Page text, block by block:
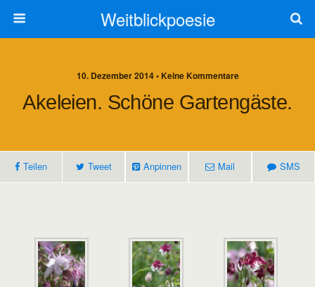
Weitblickpoesie
10. Dezember 2014 • Keine Kommentare
Akeleien. Schöne Gartengäste.
Teilen Tweet Anpinnen Mail SMS